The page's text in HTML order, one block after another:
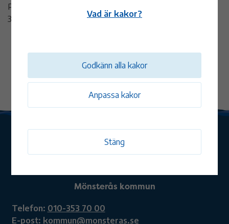
Parkgatan 11
383 31 Mönsterås
Mönsterås kommun
Telefon: 010-353 70 00
E-post: kommun@monsteras.se
Vad är kakor?
Anpassa kakor
Stäng
Godkänn alla kakor